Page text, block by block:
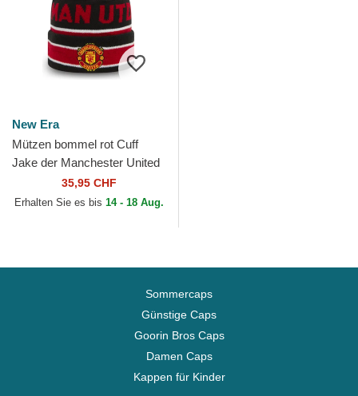
New Era
Mützen bommel rot Cuff
Jake der Manchester United
Football Club Premier League
von New Era
35,95 CHF
Erhalten Sie es bis 14 - 18 Aug.
Sommercaps
Günstige Caps
Goorin Bros Caps
Damen Caps
Kappen für Kinder